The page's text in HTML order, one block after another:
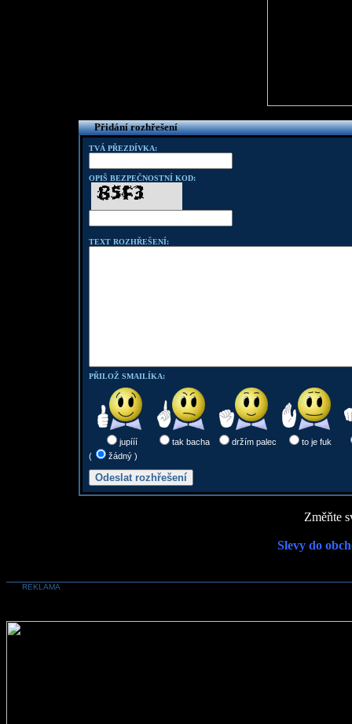
Přidání rozhřešení
TVÁ PŘEZDÍVKA:
OPIŠ BEZPEČNOSTNÍ KOD:
TEXT ROZHŘEŠENÍ:
PŘILOŽ SMAILÍKA:
jupííí tak bacha držím palec
to je fuk
(
žádný )
Změňte
Slevy do
REKLAMA